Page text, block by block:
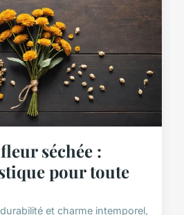
séchée :
pour toute
et charme intemporel,